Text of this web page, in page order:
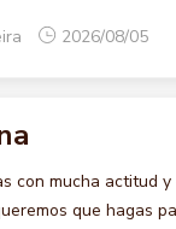
2026/08/05
con mucha actitud
que hagas